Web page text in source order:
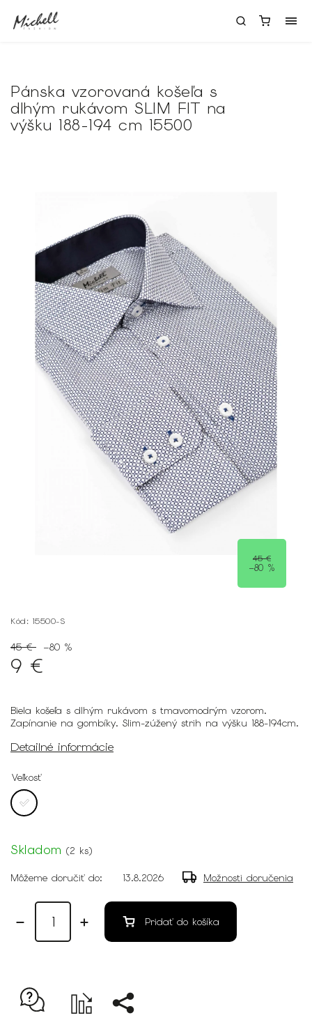
Pánska vzorovaná košeľa s
dlhým rukávom SLIM FIT na
výšku 188-194 cm 15500
45 €
–80 %
Kód: 15500-S
45 € –80 %
9 €
Biela košeľa s dlhým rukávom s tmavomodrým vzorom.
Zapínanie na gombíky. Slim-zúžený strih na výšku 188-194cm.
Detailné informácie
Veľkosť
Skladom (2 ks)
Môžeme doručiť do: 13.8.2026 Možnosti doručenia
Pridať do košíka